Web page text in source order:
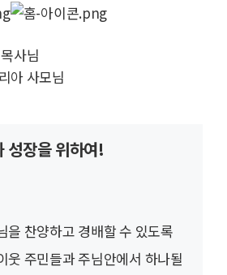
사님
아 사모님
성장을 위하여!
을 찬양하고 경배할 수 있도록
웃 주민들과 주님안에서 하나될